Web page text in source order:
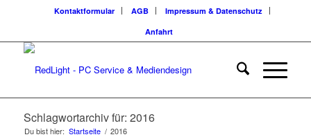
Kontaktformular AGB
Impressum & Datenschutz
Anfahrt
Schlagwortarchiv für: 2016
Du bist hier: Startseite / 2016